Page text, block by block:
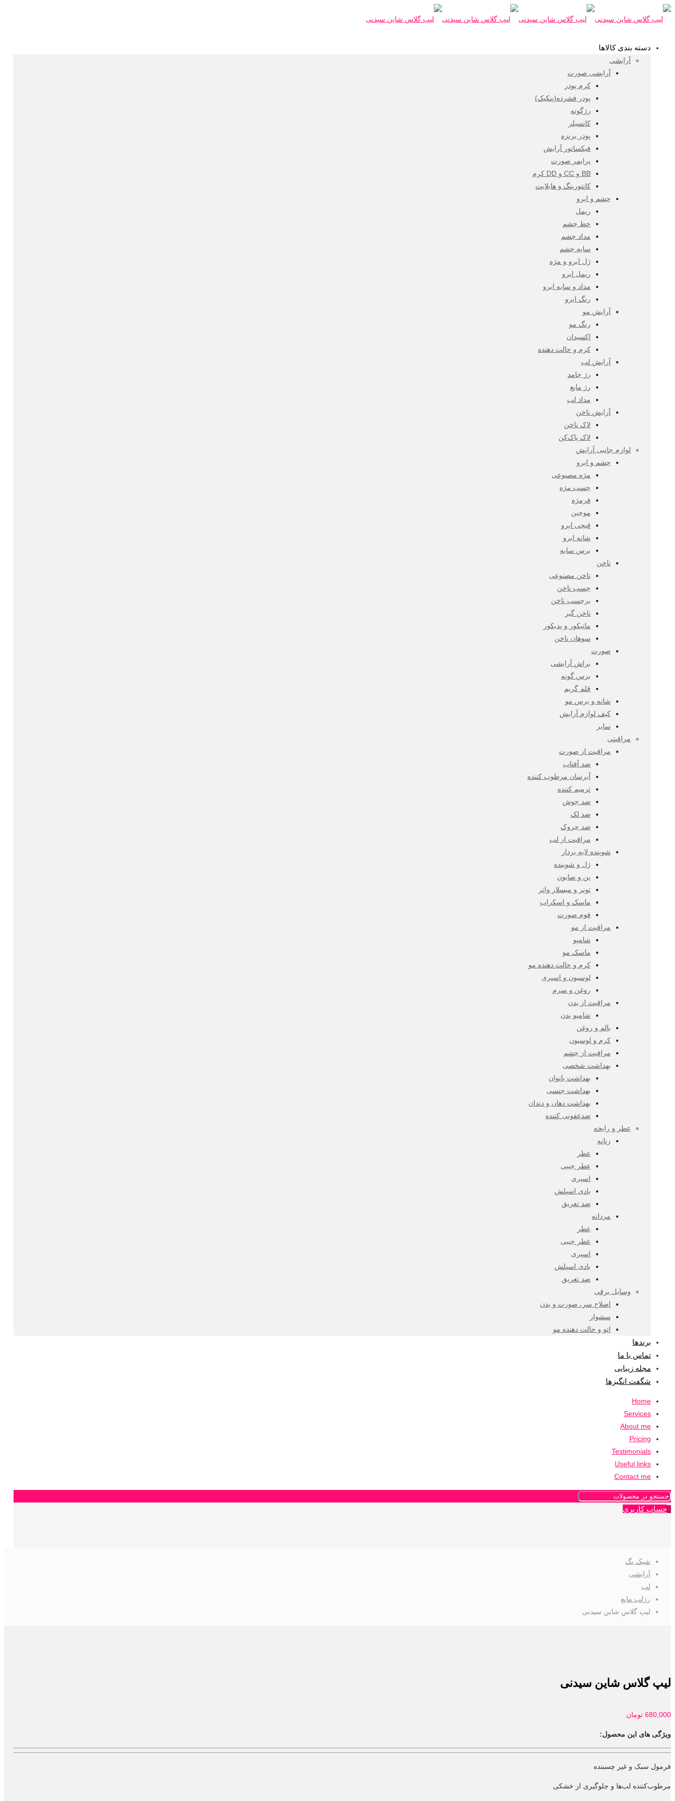
دسته بندی کالاها
آرایشی
آرایشی صورت
کرم پودر
پودر فشرده(پنکیک)
رژگونه
کانسیلر
پودر برنزه
فیکساتور آرایش
پرایمر صورت
BB و CC و DD کرم
کانتورینگ و هایلایت
چشم و ابرو
ریمل
خط چشم
مداد چشم
سایه چشم
ژل ابرو و مژه
ریمل ابرو
مداد و سایه ابرو
رنگ ابرو
آرایش مو
رنگ مو
اکسیدان
کرم و حالت دهنده
آرایش لب
رژ جامد
رژ مایع
مداد لب
آرایش ناخن
لاک ناخن
لاک پاک‌کن
لوازم جانبی آرایش
چشم و ابرو
مژه مصنوعی
چسب مژه
فرمژه
موچین
قیچی ابرو
شانه ابرو
برس سایه
ناخن
ناخن مصنوعی
چسب ناخن
برچسب ناخن
ناخن گیر
مانیکور و پدیکور
سوهان ناخن
صورت
براش آرایشی
برس گونه
قلم گریم
شانه و برس مو
کیف لوازم آرایش
سایر
مراقبتی
مراقبت از صورت
ضد آفتاب
آبرسان مرطوب کننده
ترمیم کننده
ضد جوش
ضد لک
ضد چروک
مراقبت از لب
شوینده لایه بردار
ژل و شوینده
پن و صابون
تونر و میسلار واتر
ماسک و اسکراب
فوم صورت
مراقبت از مو
شامپو
ماسک مو
کرم و حالت دهنده مو
لوسیون و اسپری
روغن و سرم
مراقبت از بدن
شامپو بدن
بالم و روغن
کرم و لوسیون
مراقبت از چشم
بهداشت شخصی
بهداشت بانوان
بهداشت جنسی
بهداشت دهان و دندان
ضدعفونی کننده
عطر و رایحه
زنانه
عطر
عطر جیبی
اسپری
بادی اسپلش
ضد تعریق
مردانه
عطر
عطر جیبی
اسپری
بادی اسپلش
ضد تعریق
وسایل برقی
اصلاح سر، صورت و بدن
سشوار
اتو و حالت دهنده مو
برندها
تماس با ما
مجله زیبایی
شگفت انگیزها
Home
Services
About me
Pricing
Testimonials
Useful links
Contact me
0حساب کاربری
شیک بگ
آرایشی
لب
رژلب مایع
لیپ گلاس شاین سیدنی
لیپ گلاس شاین سیدنی
680,000 تومان
ویژگی های این محصول:
فرمول سبک و غیر چسبنده
مرطوب‌کننده لب‌ها و جلوگیری از خشکی